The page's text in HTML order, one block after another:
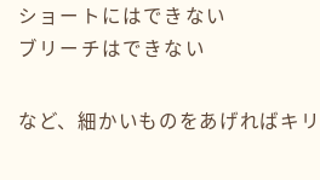
ショートにはできない
ブリーチはできない
など、細かいものをあげればキ